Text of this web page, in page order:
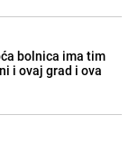
bolnica ima tim
i ovaj grad i ova